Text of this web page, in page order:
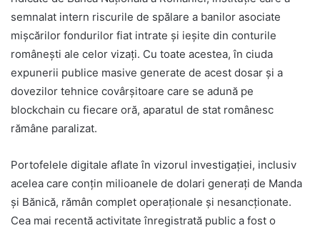
semnalat intern riscurile de spălare a banilor asociate
mișcărilor fondurilor fiat intrate și ieșite din conturile
românești ale celor vizați. Cu toate acestea, în ciuda
expunerii publice masive generate de acest dosar și a
dovezilor tehnice covârșitoare care se adună pe
blockchain cu fiecare oră, aparatul de stat românesc
rămâne paralizat.
Portofelele digitale aflate în vizorul investigației, inclusiv
acelea care conțin milioanele de dolari generați de Manda
și Bănică, rămân complet operaționale și nesancționate.
Cea mai recentă activitate înregistrată public a fost o